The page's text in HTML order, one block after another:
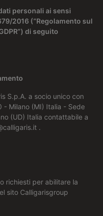
personali ai sensi
2016 (“Regolamento sul
di seguito
S.p.A. a socio unico con
- Milano (MI) Italia - Sede
(UD) Italia contattabile a
.
richiesti per abilitare la
sito Calligarisgroup